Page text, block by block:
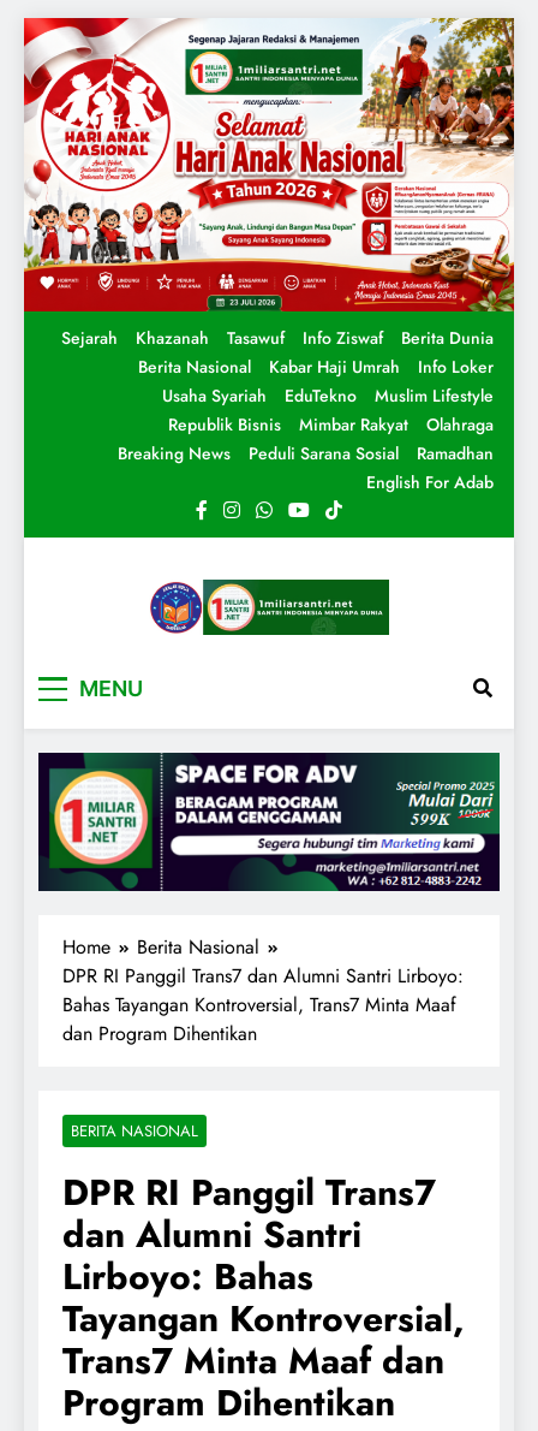
Sejarah Khazanah Tasawuf Info Ziswaf
Berita Dunia
Berita Nasional
Kabar Haji Umrah
Info Loker
Usaha Syariah
EduTekno
Muslim Lifestyle
Republik Bisnis
Mimbar Rakyat
Olahraga
Breaking News
Peduli Sarana Sosial
Ramadhan
English For Adab
MENU
Home
Berita Nasional
DPR RI Panggil Trans7 dan Alumni Santri Lirboyo:
Bahas Tayangan Kontroversial, Trans7 Minta Maaf
dan Program Dihentikan
BERITA NASIONAL
DPR RI Panggil Trans7
dan Alumni Santri
Lirboyo: Bahas
Tayangan Kontroversial,
Trans7 Minta Maaf dan
Program Dihentikan